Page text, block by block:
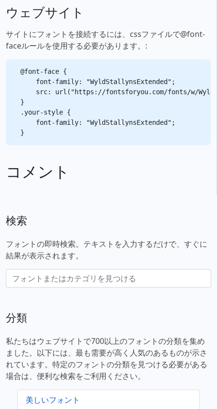
ウェブサイト
サイトにフォントを接続するには、cssファイルで@font-
faceルールを使用する必要があります。:
@font-face {
    font-family: "WyldStallynsExtended";
src: url("https://fontsforyou.com/fonts/w/
}
.your-style {
    font-family: "WyldStallynsExtended";
コメント
検索
フォントの即時検索。テキストを入力するだけで、すぐに
結果が表示されます。
分類
私たちはウェブサイトで700以上のフォントの分類を集め
ました。以下には、最も需要が高く人気のあるものが示さ
れています。特定のフォントの分類を見つける必要がある
場合は、便利な検索をご利用ください。
美しいフォント